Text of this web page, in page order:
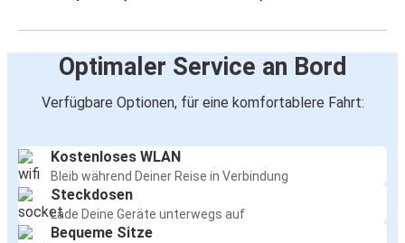
Optimaler Service an Bord
Verfügbare Optionen, für eine komfortablere Fahrt:
Kostenloses WLAN
Bleib während Deiner Reise in Verbindung
Steckdosen
Lade Deine Geräte unterwegs auf
Bequeme Sitze